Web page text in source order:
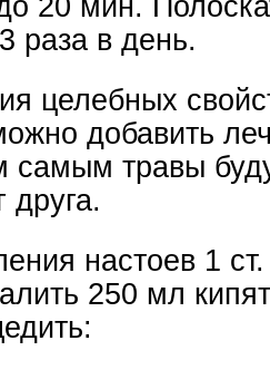
20 мин.
раза в день.
целебных
добавить
самым травы
друга.
настоев 1
250 мл